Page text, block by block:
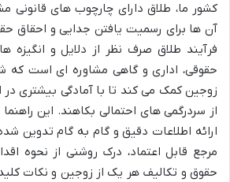
کشور ما، طلاق دارای چارچوب های
آن ها برای رسمیت یافتن جدایی و احقاق
فرآیند طلاق صرف نظر از دلایل و انگیزه
حقوقی، اداری و گاهی مشاوره ای است
زوجین کمک می کند تا با آمادگی بیشتری در
از سردرگمی های احتمالی بکاهند. این
ارائه اطلاعات دقیق و گام به گام تدوین
مرجع قابل اعتماد، درک روشنی از نحوه
حقوق و تکالیف هر یک از زوجین و نکات